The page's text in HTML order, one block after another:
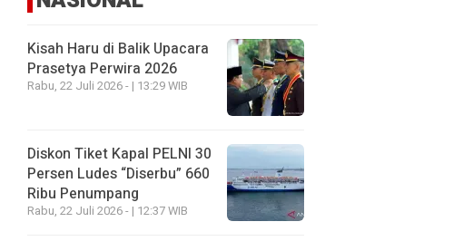
Kisah Haru di Balik Upacara
Prasetya Perwira 2026
Rabu, 22 Juli 2026 - | 13:29 WIB
Diskon Tiket Kapal PELNI 30
Persen Ludes “Diserbu” 660
Ribu Penumpang
Rabu, 22 Juli 2026 - | 12:37 WIB